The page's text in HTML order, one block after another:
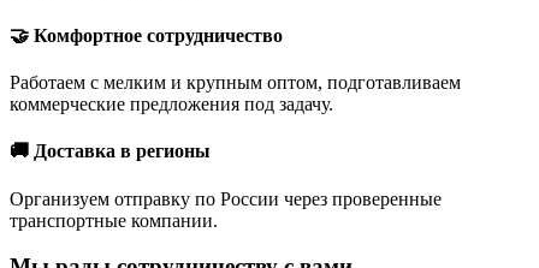
🤝 Комфортное сотрудничество
Работаем с мелким и крупным оптом, подготавливаем
коммерческие предложения под задачу.
🚚 Доставка в регионы
Организуем отправку по России через проверенные
транспортные компании.